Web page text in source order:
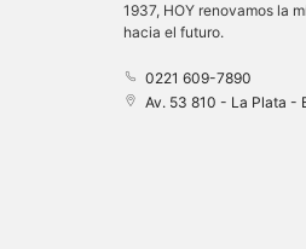
1937, HOY renovamos la
hacia el futuro.
0221 609-7890
Av. 53 810 - La Plata -